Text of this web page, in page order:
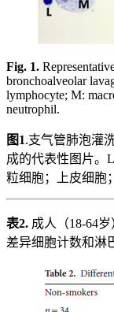
Fig. 1.
bronchoalveolar
lymphocyte; M:
neutrophil.
图1.支气管肺泡灌
成的代表性图片。
粒细胞；上皮细胞
表2. 成人（18-64
差异细胞计数和淋